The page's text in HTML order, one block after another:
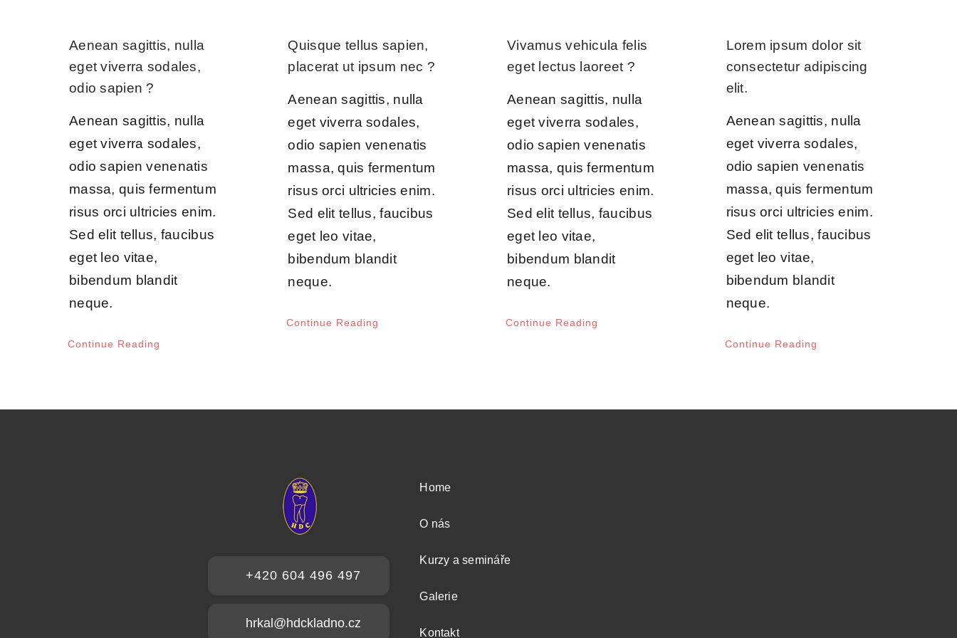
Aenean sagittis, nulla
eget viverra sodales,
odio sapien ?
Aenean sagittis, nulla
eget viverra sodales,
odio sapien venenatis
massa, quis fermentum
risus orci ultricies enim.
Sed elit tellus, faucibus
eget leo vitae,
bibendum blandit
neque.
Continue Reading
Quisque tellus sapien,
placerat ut ipsum nec ?
Aenean sagittis, nulla
eget viverra sodales,
odio sapien venenatis
massa, quis fermentum
risus orci ultricies enim.
Sed elit tellus, faucibus
eget leo vitae,
bibendum blandit
neque.
Continue Reading
Vivamus vehicula felis
eget lectus laoreet ?
Aenean sagittis, nulla
eget viverra sodales,
odio sapien venenatis
massa, quis fermentum
risus orci ultricies enim.
Sed elit tellus, faucibus
eget leo vitae,
bibendum blandit
neque.
Continue Reading
Lorem ipsum dolor sit
consectetur adipiscing
elit.
Aenean sagittis, nulla
eget viverra sodales,
odio sapien venenatis
massa, quis fermentum
risus orci ultricies enim.
Sed elit tellus, faucibus
eget leo vitae,
bibendum blandit
neque.
Continue Reading
+420 604 496 497
hrkal@hdckladno.cz
Home
O nás
Kurzy a semináře
Galerie
Kontakt